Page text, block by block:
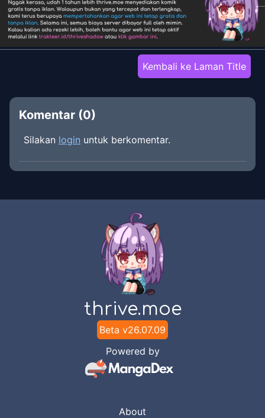
Kembali ke Laman Title
Komentar (0)
Silakan login untuk berkomentar.
thrive.moe
Beta v26.07.09
Powered by
About